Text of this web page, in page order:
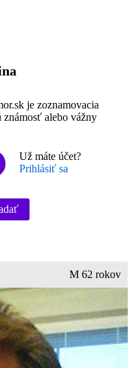
je zoznamovacia
alebo vážny
Už máte účet?
Prihlásiť sa
M 62 rokov